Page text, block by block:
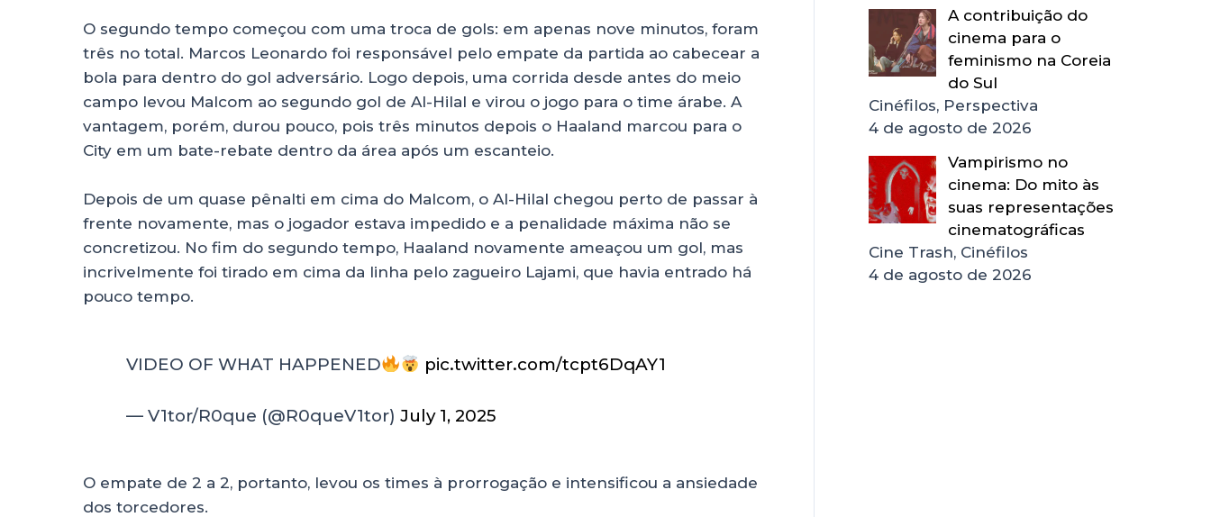
O segundo tempo começou com uma troca de gols: em apenas nove minutos, foram
três no total. Marcos Leonardo foi responsável pelo empate da partida ao cabecear a
bola para dentro do gol adversário. Logo depois, uma corrida desde antes do meio
campo levou Malcom ao segundo gol de Al-Hilal e virou o jogo para o time árabe. A
vantagem, porém, durou pouco, pois três minutos depois o Haaland marcou para o
City em um bate-rebate dentro da área após um escanteio.
Depois de um quase pênalti em cima do Malcom, o Al-Hilal chegou perto de passar à
frente novamente, mas o jogador estava impedido e a penalidade máxima não se
concretizou. No fim do segundo tempo, Haaland novamente ameaçou um gol, mas
incrivelmente foi tirado em cima da linha pelo zagueiro Lajami, que havia entrado há
pouco tempo.
VIDEO OF WHAT HAPPENED pic.twitter.com/tcpt6DqAY1
— V1tor/R0que (@R0queV1tor)July 1, 2025
O empate de 2 a 2, portanto, levou os times à prorrogação e intensificou a ansiedade
dos torcedores.
A contribuição do
cinema para o
feminismo na Coreia
do Sul
Cinéfilos, Perspectiva
4 de agosto de 2026
Vampirismo no
cinema: Do mito às
suas representações
cinematográficas
Cine Trash, Cinéfilos
4 de agosto de 2026